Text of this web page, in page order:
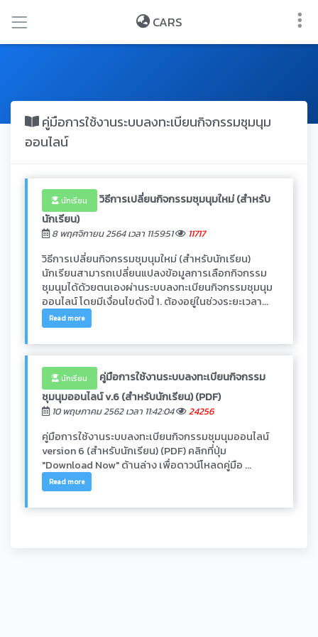
CARS
คู่มือการใช้งานระบบลงทะเบียนกิจกรรมชุมนุม
ออนไลน์
นักเรียน
วิธีการเปลี่ยนกิจกรรมชุมนุมใหม่ (สำหรับ
นักเรียน)
8 พฤศจิกายน 2564 เวลา 11:59:51 11717
วิธีการเปลี่ยนกิจกรรมชุมนุมใหม่ (สำหรับนักเรียน)
นักเรียนสามารถเปลี่ยนแปลงข้อมูลการเลือกกิจกรรม
ชุมนุมได้ด้วยตนเองผ่านระบบลงทะเบียนกิจกรรมชุมนุม
ออนไลน์ โดยมีเงื่อนไขดังนี้ 1. ต้องอยู่ในช่วงระยะเวลา...
Read more
นักเรียน
คู่มือการใช้งานระบบลงทะเบียนกิจกรรม
ชุมนุมออนไลน์ v.6 (สำหรับนักเรียน) (PDF)
10 พฤษภาคม 2562 เวลา 11:42:04 24256
คู่มือการใช้งานระบบลงทะเบียนกิจกรรมชุมนุมออนไลน์
version 6 (สำหรับนักเรียน) (PDF) คลิกที่ปุ่ม
"Download Now" ด้านล่าง เพื่อดาวน์โหลดคู่มือ ...
Read more